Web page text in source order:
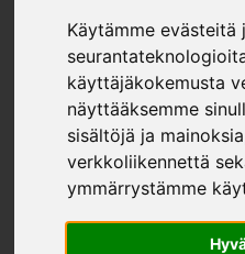
Käytämme evästeitä
käyttäjäkokemusta
näyttääksemme
sisältöjä ja
verkkoliikennettä
ymmärrystämme